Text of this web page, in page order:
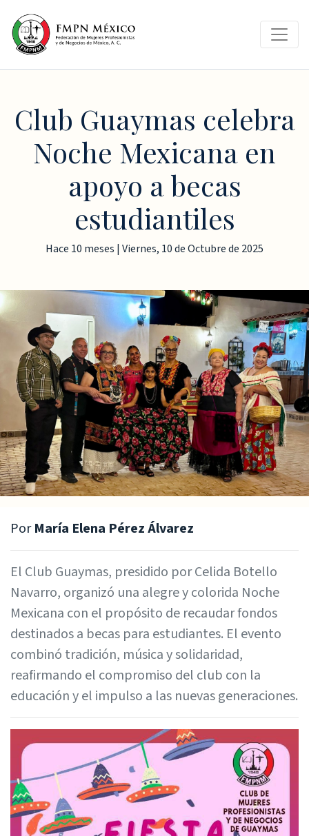
Club Guaymas celebra
Noche Mexicana en
apoyo a becas
estudiantiles
Hace 10 meses | Viernes, 10 de Octubre de 2025
PorMaría Elena Pérez Álvarez
El Club Guaymas, presidido por Celida Botello
Navarro, organizó una alegre y colorida Noche
Mexicana con el propósito de recaudar fondos
destinados a becas para estudiantes. El evento
combinó tradición, música y solidaridad,
reafirmando el compromiso del club con la
educación y el impulso a las nuevas generaciones.